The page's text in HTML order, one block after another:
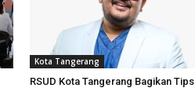
Kota Tangerang
RSUD Kota Tangerang Bagikan Tips